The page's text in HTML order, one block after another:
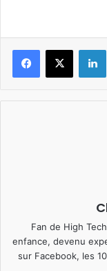
Fan de High
enfance, devenu
sur Facebook, les